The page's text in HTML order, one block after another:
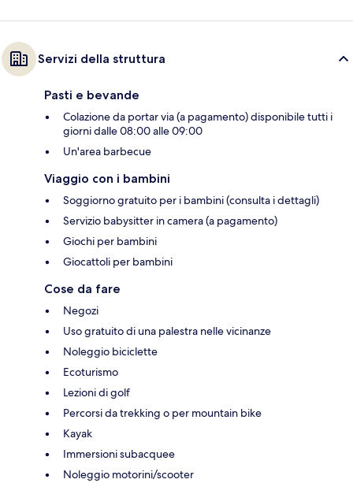
Servizi della struttura
Pasti e bevande
Colazione da portar via (a pagamento) disponibile tutti i
giorni dalle 08:00 alle 09:00
Un'area barbecue
Viaggio con i bambini
Soggiorno gratuito per i bambini (consulta i dettagli)
Servizio babysitter in camera (a pagamento)
Giochi per bambini
Giocattoli per bambini
Cose da fare
Negozi
Uso gratuito di una palestra nelle vicinanze
Noleggio biciclette
Ecoturismo
Lezioni di golf
Percorsi da trekking o per mountain bike
Kayak
Immersioni subacquee
Noleggio motorini/scooter